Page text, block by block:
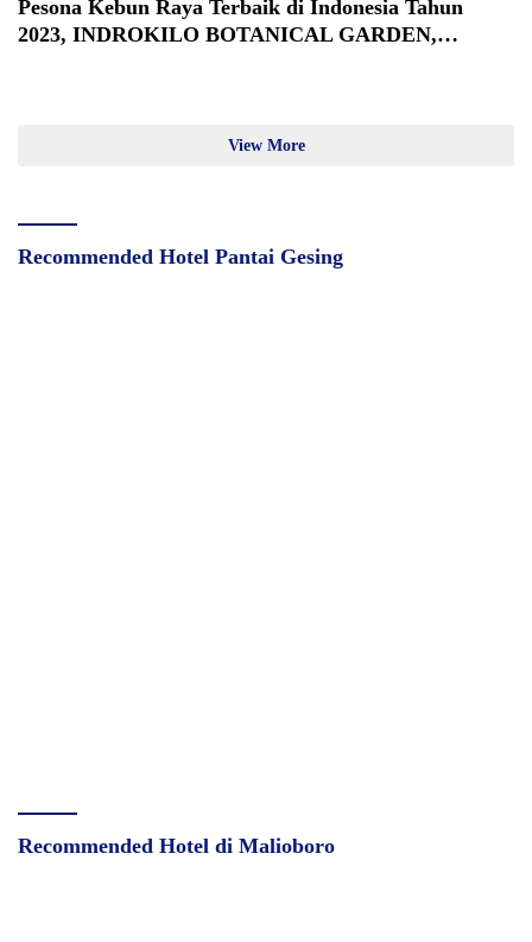
Pesona Kebun Raya Terbaik di Indonesia Tahun
2023, INDROKILO BOTANICAL GARDEN,
View More
Recommended Hotel Pantai Gesing
Recommended Hotel di Malioboro